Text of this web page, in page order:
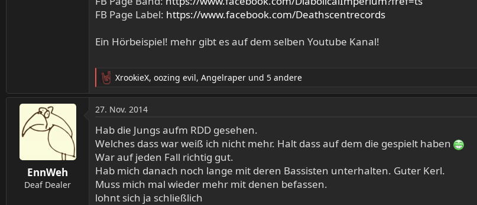
FB Page Label: https://www.facebook.com/Deathscentrecords
Ein Hörbeispiel! mehr gibt es auf dem selben Youtube Kanal!
R
e
a
k
t
i
o
n
e
n
:
XrookieX, oozing evil, Angelraper und 5 andere
EnnWeh
Deaf Dealer
27. Nov. 2014
Hab die Jungs aufm RDD gesehen.
Welches dass war weiß ich nicht mehr. Halt dass auf dem die gespielt haben
War auf jeden Fall richtig gut.
Hab mich danach noch lange mit deren Bassisten unterhalten. Guter Kerl.
Muss mich mal wieder mehr mit denen befassen.
lohnt sich ja schließlich